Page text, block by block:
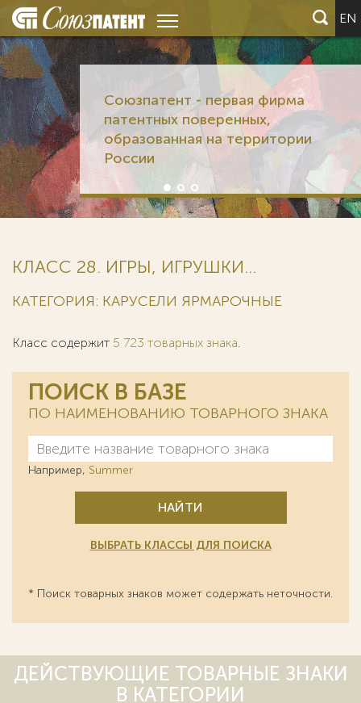
EN
Союзпатент - первая фирма
патентных поверенных,
образованная на территории
России
КЛАСС 28. ИГРЫ, ИГРУШКИ...
КАТЕГОРИЯ: КАРУСЕЛИ ЯРМАРОЧНЫЕ
Класс содержит 5 723 товарных знака.
ПОИСК В БАЗЕ
ПО НАИМЕНОВАНИЮ ТОВАРНОГО ЗНАКА
Например, Summer
НАЙТИ
ВЫБРАТЬ КЛАССЫ ДЛЯ ПОИСКА
* Поиск товарных знаков может содержать неточности.
ДЕЙСТВУЮЩИЕ ТОВАРНЫЕ ЗНАКИ
В КАТЕГОРИИ